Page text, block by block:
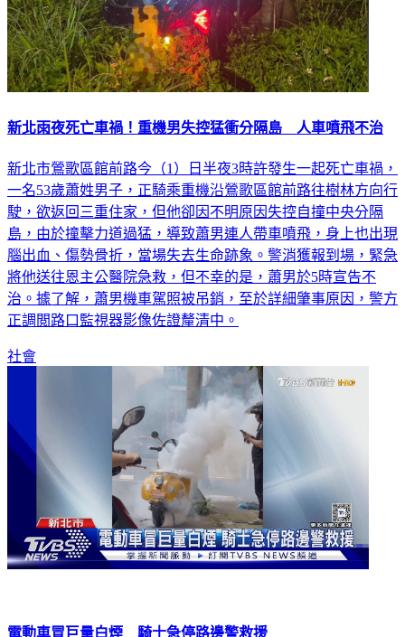
新北雨夜死亡車禍！重機男失控猛衝分隔島 人車噴飛不治
新北市鶯歌區館前路今（1）日半夜3時許發生一起死亡車禍，
一名53歲蕭姓男子，正騎乘重機沿鶯歌區館前路往樹林方向行
駛，欲返回三重住家，但他卻因不明原因失控自撞中央分隔
島，由於撞擊力道過猛，導致蕭男連人帶車噴飛，身上也出現
腦出血、傷勢骨折，當場失去生命跡象。警消獲報到場，緊急
將他送往恩主公醫院急救，但不幸的是，蕭男於5時宣告不
治。據了解，蕭男機車駕照被吊銷，至於詳細肇事原因，警方
正調閲路口監視器影像佐證釐清中。
社會
電動車冒巨量白煙 騎士急停路邊警救援